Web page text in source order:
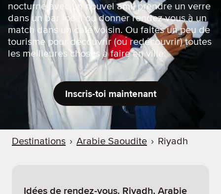
nocturne avec un nouvel ami, prendre un verre
dans un bar local ou donner rendez-vous à un
match dans un café voisin. Ou faites un peu de
tourisme pour découvrir (ou redécouvrir) toutes
les meilleures choses à faire en ville.
Inscris-toi maintenant
Destinations › Arabie Saoudite › Riyadh
Idées de rendez-vous. Riyadh, Arabie